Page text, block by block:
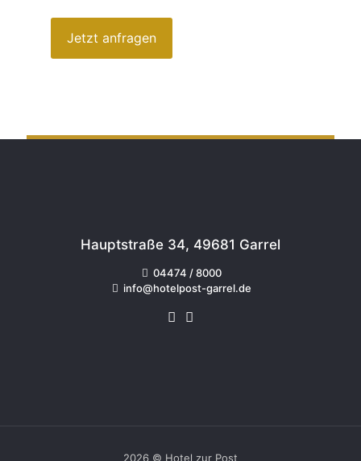
lasse
dieses
Hauptstraße 34, 49681 Garrel
04474 / 8000
info@hotelpost-garrel.de
2026 © Hotel zur Post